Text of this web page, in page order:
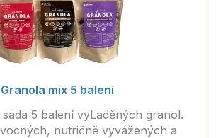
Granola mix 5 balení
5 balení vyLaděných granol.
nutričně vyvážených a